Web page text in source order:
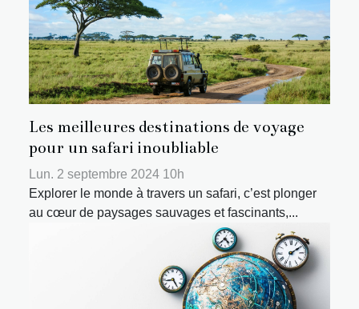
Les meilleures destinations de voyage
pour un safari inoubliable
Lun. 2 septembre 2024 10h
Explorer le monde à travers un safari, c’est plonger
au cœur de paysages sauvages et fascinants,...